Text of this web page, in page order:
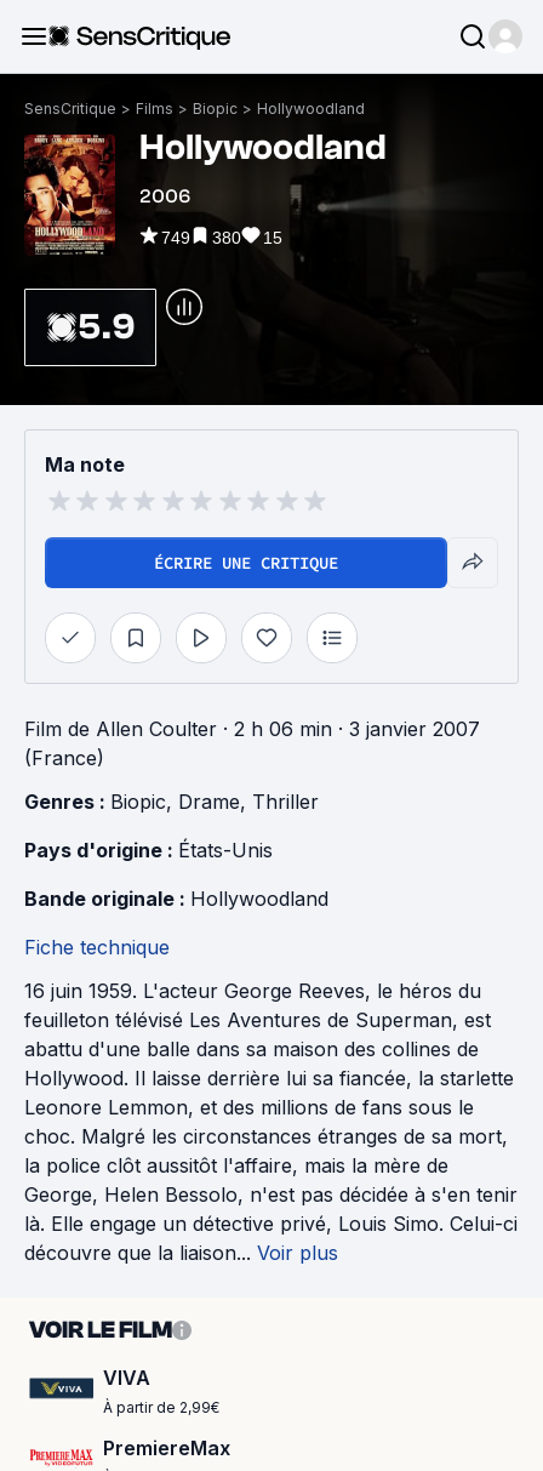
SensCritique > Films > Biopic > Hollywoodland
Hollywoodland
2006
749 380 15
5.9
Ma note
ÉCRIRE UNE CRITIQUE
Film de Allen Coulter · 2 h 06 min · 3 janvier 2007
(France)
Genres : Biopic, Drame, Thriller
Pays d'origine : États-Unis
Bande originale : Hollywoodland
Fiche technique
16 juin 1959. L'acteur George Reeves, le héros du
feuilleton télévisé Les Aventures de Superman, est
abattu d'une balle dans sa maison des collines de
Hollywood. Il laisse derrière lui sa fiancée, la starlette
Leonore Lemmon, et des millions de fans sous le
choc. Malgré les circonstances étranges de sa mort,
la police clôt aussitôt l'affaire, mais la mère de
George, Helen Bessolo, n'est pas décidée à s'en tenir
là. Elle engage un détective privé, Louis Simo. Celui-ci
découvre que la liaison... Voir plus
VOIR LE FILM
VIVA
À partir de 2,99€
PremiereMax